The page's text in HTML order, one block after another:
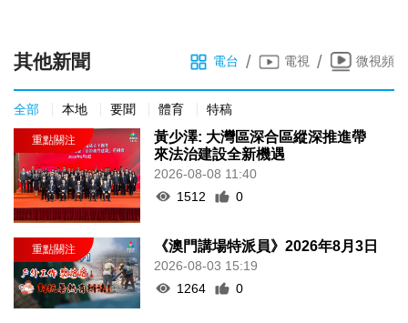
其他新聞 電台 / 電視 / 微視頻
全部 本地 要聞 體育 特稿
黃少澤: 大灣區深合區縱深推進帶
來法治建設全新機遇
2026-08-08 11:40
1512
0
《澳門講場特派員》2026年8月3日
2026-08-03 15:19
1264
0